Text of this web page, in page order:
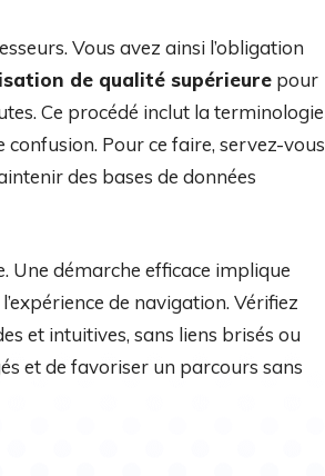
Vous avez ainsi l’obligation
de qualité supérieure pour
Ce procédé inclut la terminologie
Pour ce faire, servez-vous
des bases de données
Une démarche efficace implique
de navigation. Vérifiez
et intuitives, sans liens brisés ou
et de favoriser un parcours sans